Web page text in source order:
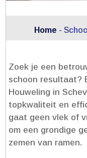
Home -
Zoek je een
schoon resultaat?
Houweling in
topkwaliteit en
gaat geen vlek of
om een grondige
zemen van ramen.​